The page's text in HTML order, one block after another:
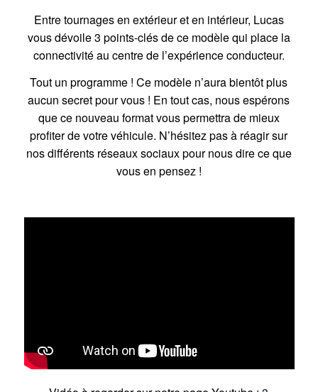
Entre tournages en extérieur et en intérieur, Lucas
vous dévoile 3 points-clés de ce modèle qui place la
connectivité au centre de l’expérience conducteur.
Tout un programme ! Ce modèle n’aura bientôt plus
aucun secret pour vous ! En tout cas, nous espérons
que ce nouveau format vous permettra de mieux
profiter de votre véhicule. N’hésitez pas à réagir sur
nos différents réseaux sociaux pour nous dire ce que
vous en pensez !